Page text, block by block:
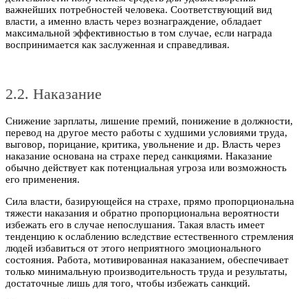
важнейших потребностей человека. Соответствующий вид
власти, а именно власть через вознаграждение, обладает
максимальной эффективностью в том случае, если награда
воспринимается как заслуженная и справедливая.
2.2. Наказание
Снижение зарплаты, лишение премий, понижение в должности,
перевод на другое место работы с худшими условиями труда,
выговор, порицание, критика, увольнение и др. Власть через
наказание основана на страхе перед санкциями. Наказание
обычно действует как потенциальная угроза или возможность
его применения.
Сила власти, базирующейся на страхе, прямо пропорциональна
тяжести наказания и обратно пропорциональна вероятности
избежать его в случае непослушания. Такая власть имеет
тенденцию к ослаблению вследствие естественного стремления
людей избавиться от этого неприятного эмоционального
состояния. Работа, мотивированная наказанием, обеспечивает
только минимальную производительность труда и результаты,
достаточные лишь для того, чтобы избежать санкций.